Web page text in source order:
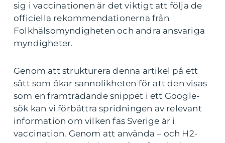
sig i vaccinationen är det viktigt att följa de
officiella rekommendationerna från
Folkhälsomyndigheten och andra ansvariga
myndigheter.
Genom att strukturera denna artikel på ett
sätt som ökar sannolikheten för att den visas
som en framträdande snippet i ett Google-
sök kan vi förbättra spridningen av relevant
information om vilken fas Sverige är i
vaccination. Genom att använda – och H2-